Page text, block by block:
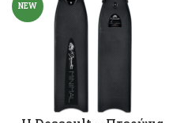
NEW